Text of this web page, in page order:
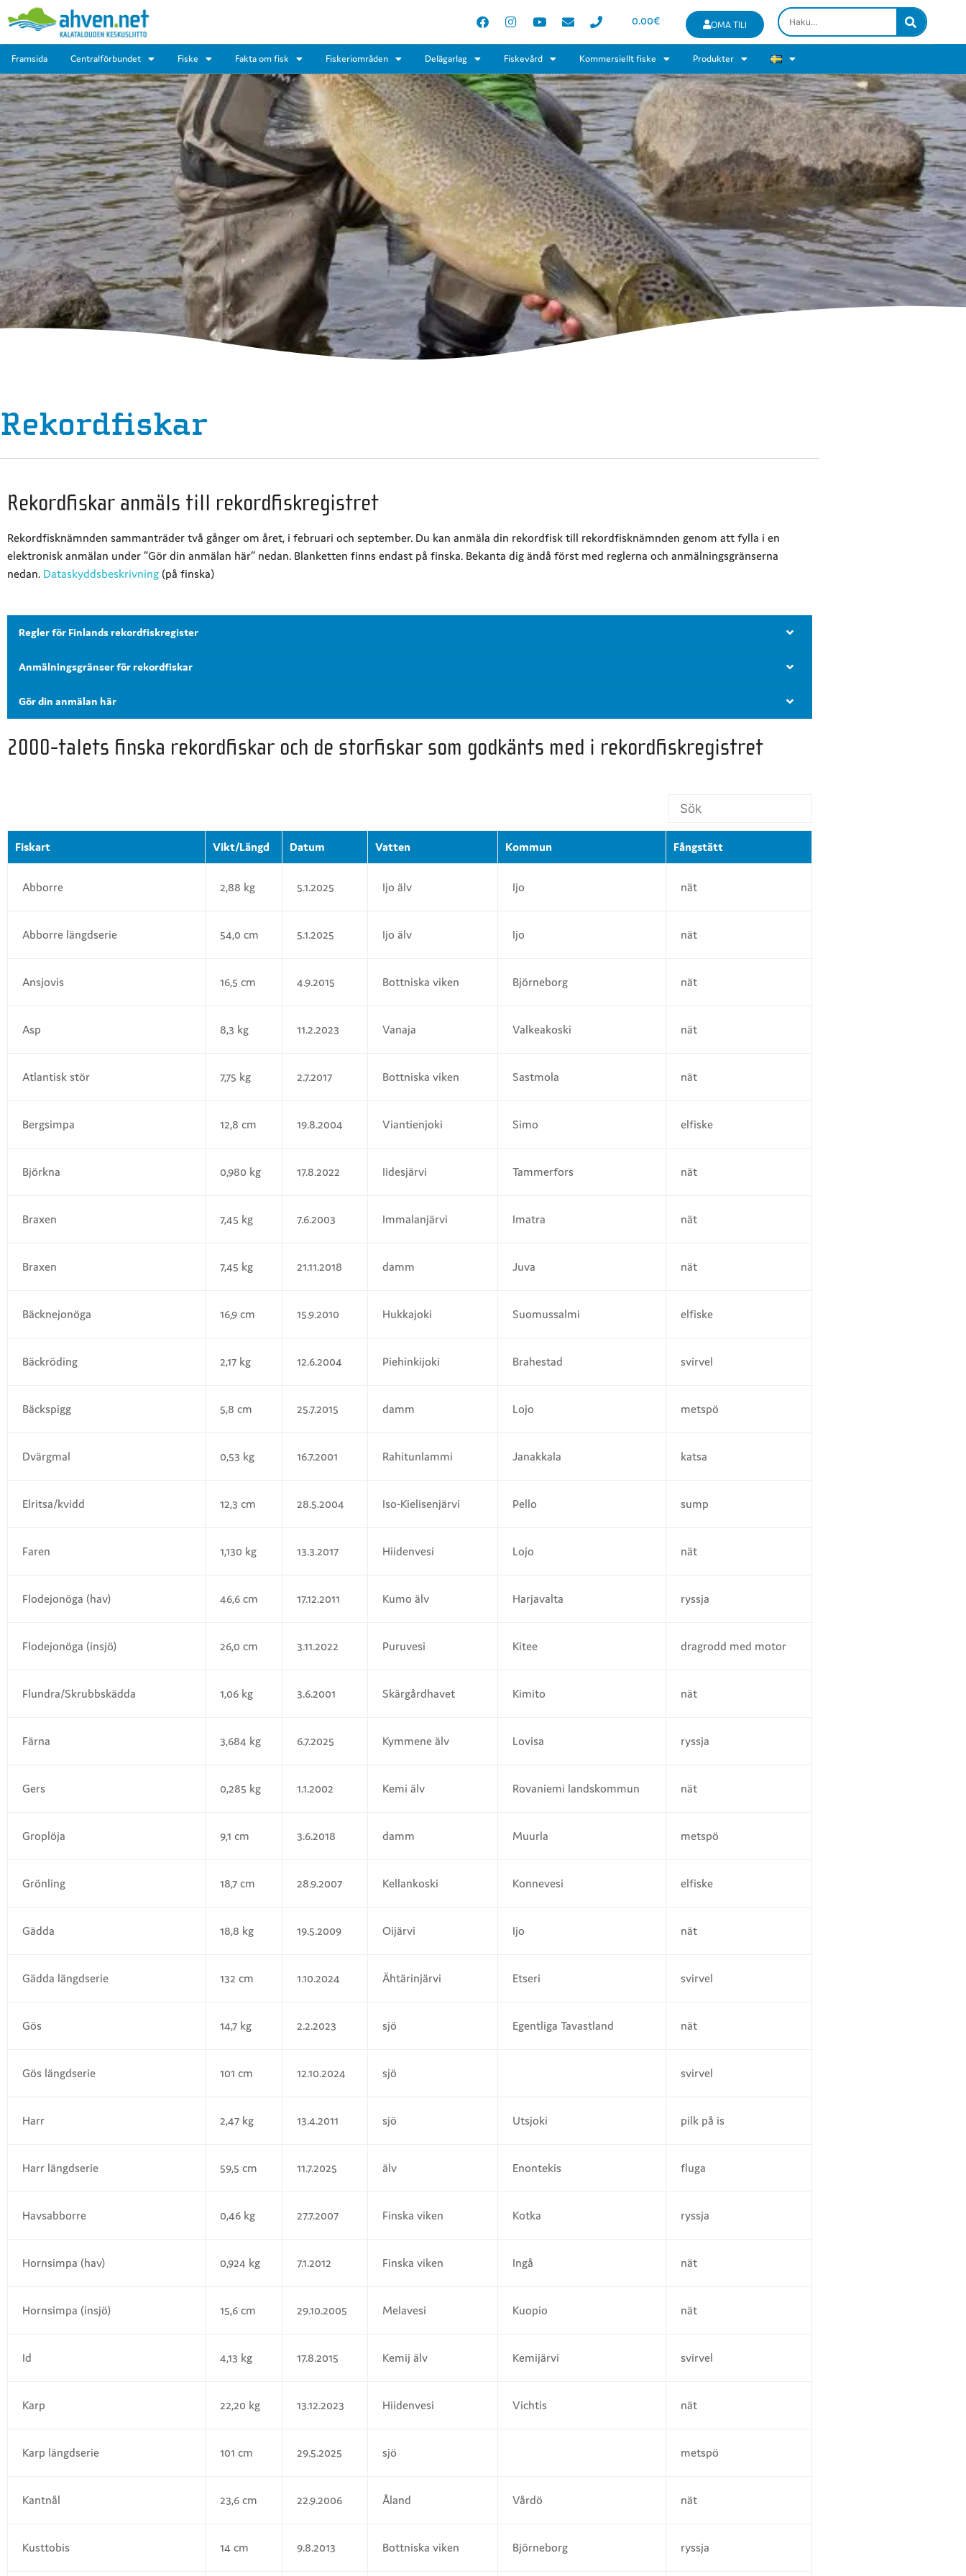
0.00€ OMA TILI
Framsida Centralförbundet Fiske Fakta om fisk Fiskeriområden Delägarlag Fiskevård Kommersiellt fiske Produkter
Rekordfiskar
Rekordfiskar anmäls till rekordfiskregistret
Rekordfisknämnden sammanträder två gånger om året, i februari och september. Du kan anmäla din rekordfisk till rekordfisknämnden genom att fylla i en
elektronisk anmälan under ”Gör din anmälan här” nedan. Blanketten finns endast på finska. Bekanta dig ändå först med reglerna och anmälningsgränserna
nedan. Dataskyddsbeskrivning (på finska)
Regler för Finlands rekordfiskregister
Anmälningsgränser för rekordfiskar
Gör din anmälan här
2000-talets finska rekordfiskar och de storfiskar som godkänts med i rekordfiskregistret
Fiskart Vikt/Längd Datum Vatten Kommun Fångstätt
Abborre 2,88 kg 5.1.2025 Ijo älv Ijo nät
Abborre längdserie 54,0 cm 5.1.2025 Ijo älv Ijo nät
Ansjovis 16,5 cm 4.9.2015 Bottniska viken Björneborg nät
Asp 8,3 kg 11.2.2023 Vanaja Valkeakoski nät
Atlantisk stör 7,75 kg 2.7.2017 Bottniska viken Sastmola nät
Bergsimpa 12,8 cm 19.8.2004 Viantienjoki Simo elfiske
Björkna 0,980 kg 17.8.2022 Iidesjärvi Tammerfors nät
Braxen 7,45 kg 7.6.2003 Immalanjärvi Imatra nät
Braxen 7,45 kg 21.11.2018 damm Juva nät
Bäcknejonöga 16,9 cm 15.9.2010 Hukkajoki Suomussalmi elfiske
Bäckröding 2,17 kg 12.6.2004 Piehinkijoki Brahestad svirvel
Bäckspigg 5,8 cm 25.7.2015 damm Lojo metspö
Dvärgmal 0,53 kg 16.7.2001 Rahitunlammi Janakkala katsa
Elritsa/kvidd 12,3 cm 28.5.2004 Iso-Kielisenjärvi Pello sump
Faren 1,130 kg 13.3.2017 Hiidenvesi Lojo nät
Flodejonöga (hav) 46,6 cm 17.12.2011 Kumo älv Harjavalta ryssja
Flodejonöga (insjö) 26,0 cm 3.11.2022 Puruvesi Kitee dragrodd med motor
Flundra/Skrubbskädda 1,06 kg 3.6.2001 Skärgårdhavet Kimito nät
Färna 3,684 kg 6.7.2025 Kymmene älv Lovisa ryssja
Gers 0,285 kg 1.1.2002 Kemi älv Rovaniemi landskommun nät
Groplöja 9,1 cm 3.6.2018 damm Muurla metspö
Grönling 18,7 cm 28.9.2007 Kellankoski Konnevesi elfiske
Gädda 18,8 kg 19.5.2009 Oijärvi Ijo nät
Gädda längdserie 132 cm 1.10.2024 Ähtärinjärvi Etseri svirvel
Gös 14,7 kg 2.2.2023 sjö Egentliga Tavastland nät
Gös längdserie 101 cm 12.10.2024 sjö svirvel
Harr 2,47 kg 13.4.2011 sjö Utsjoki pilk på is
Harr längdserie 59,5 cm 11.7.2025 älv Enontekis fluga
Havsabborre 0,46 kg 27.7.2007 Finska viken Kotka ryssja
Hornsimpa (hav) 0,924 kg 7.1.2012 Finska viken Ingå nät
Hornsimpa (insjö) 15,6 cm 29.10.2005 Melavesi Kuopio nät
Id 4,13 kg 17.8.2015 Kemij älv Kemijärvi svirvel
Karp 22,20 kg 13.12.2023 Hiidenvesi Vichtis nät
Karp längdserie 101 cm 29.5.2025 sjö metspö
Kantnål 23,6 cm 22.9.2006 Åland Vårdö nät
Kusttobis 14 cm 9.8.2013 Bottniska viken Björneborg ryssja